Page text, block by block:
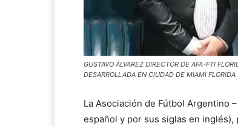
GUSTAVO ÁLVAREZ DIRECTOR DE AFA-FTI
DESARROLLADA EN CIUDAD DE MIAMI
La Asociación de Fútbol Argentino
español y por sus siglas en